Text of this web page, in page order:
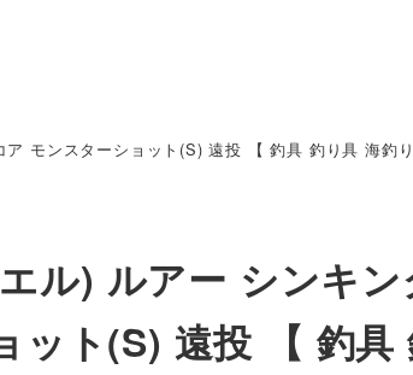
モンスターショット(S) 遠投 【 釣具 釣り具 海
ル) ルアー シンキ
ット(S) 遠投 【 釣